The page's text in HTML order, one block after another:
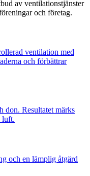
av ventilationstjänster
och företag.
ventilation med
och förbättrar
don. Resultatet märks
luft.
och en lämplig åtgärd